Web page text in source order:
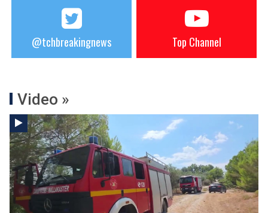
@tchbreakingnews Top Channel
Video »